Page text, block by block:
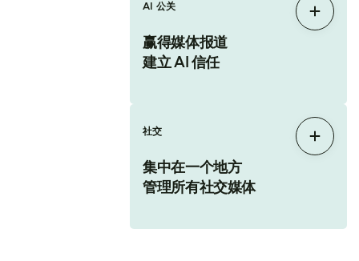
AI 公关
赢得媒体报道
建立 AI 信任
展开
社交
集中在一个地方
管理所有社交媒体
展开